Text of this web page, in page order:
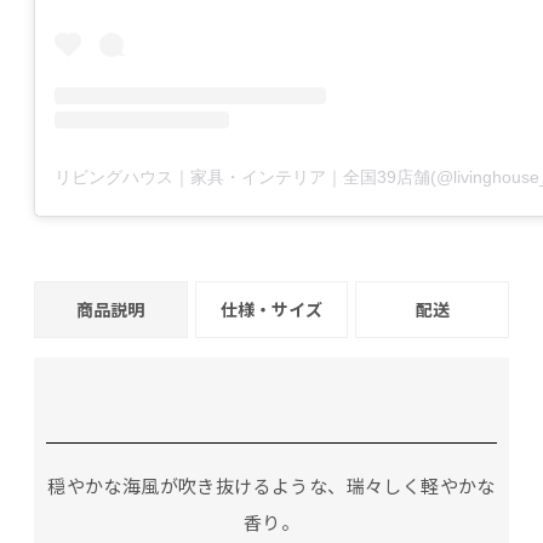
商品説明 仕様・サイズ 配送
穏やかな海風が吹き抜けるような、瑞々しく軽やかな
香り。